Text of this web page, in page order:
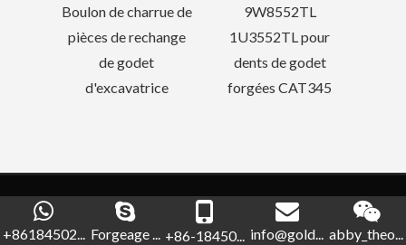
9W8552TL
1U3552TL pour
dents de godet
forgées CAT345
Dent de godet forgée
Daewoo DH220
2713-1217RC
Veuillez nous contacter pour plus
d'informationsInclus
+86184502... Forgeage ... +86-18450... info@gold... abby_theo...